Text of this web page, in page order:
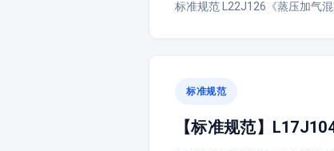
标准规范 L22J126《蒸压加气
标准规范
【标准规范】